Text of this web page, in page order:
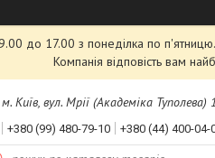
до 17.00 з понеділка по
Компанія відповість вам
м. Київ, вул. Мрії (Академіка Туполева)
+380 (99) 480-79-10 +380 (44) 400-04-